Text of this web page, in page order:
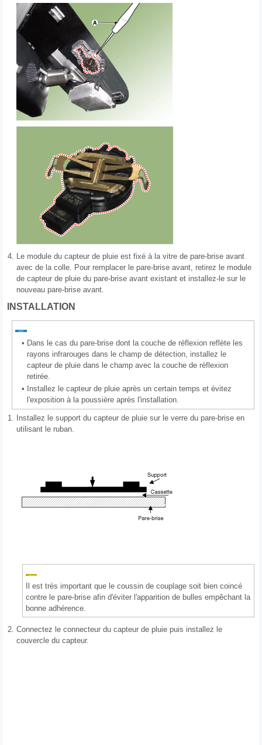
4. Le module du capteur de pluie est fixé à la vitre de pare-brise avant
avec de la colle. Pour remplacer le pare-brise avant, retirez le module
de capteur de pluie du pare-brise avant existant et installez-le sur le
nouveau pare-brise avant.
INSTALLATION
• Dans le cas du pare-brise dont la couche de réflexion reflète les
rayons infrarouges dans le champ de détection, installez le
capteur de pluie dans le champ avec la couche de réflexion
retirée.
•
Installez le capteur de pluie après un certain temps et évitez
l'exposition à la poussière après l'installation.
1.
Installez le support du capteur de pluie sur le verre du pare-brise en
utilisant le ruban.
Il est très important que le coussin de couplage soit bien coincé
contre le pare-brise afin d'éviter l'apparition de bulles empêchant la
bonne adhérence.
2. Connectez le connecteur du capteur de pluie puis installez le
couvercle du capteur.